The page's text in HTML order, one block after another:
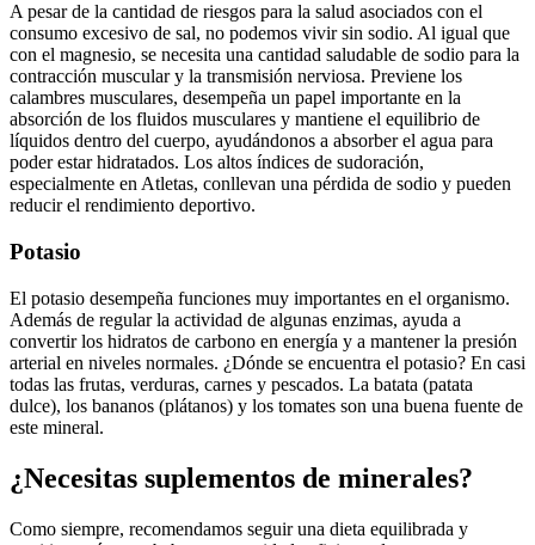
A pesar de la cantidad de riesgos para la salud asociados con el
consumo excesivo de sal, no podemos vivir sin sodio. Al igual que
con el magnesio, se necesita una cantidad saludable de sodio para la
contracción muscular y la transmisión nerviosa. Previene los
calambres musculares, desempeña un papel importante en la
absorción de los fluidos musculares y mantiene el equilibrio de
líquidos dentro del cuerpo, ayudándonos a absorber el agua para
poder estar hidratados. Los altos índices de sudoración,
especialmente en Atletas, conllevan una pérdida de sodio y pueden
reducir el rendimiento deportivo.
Potasio
El potasio desempeña funciones muy importantes en el organismo.
Además de regular la actividad de algunas enzimas, ayuda a
convertir los hidratos de carbono en energía y a mantener la presión
arterial en niveles normales. ¿Dónde se encuentra el potasio? En casi
todas las frutas, verduras, carnes y pescados. La batata (patata
dulce), los bananos (plátanos) y los tomates son una buena fuente de
este mineral.
¿Necesitas suplementos de minerales?
Como siempre, recomendamos seguir una dieta equilibrada y